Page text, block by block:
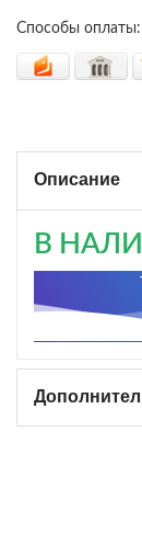
Способы оплаты:
Описание
В